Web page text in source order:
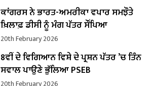
ਕਾਂਗਰਸ ਨੇ ਭਾਰਤ-ਅਮਰੀਕਾ ਵਪਾਰ ਸਮਝੌਤੇ
ਖ਼ਿਲਾਫ਼ ਡੀਸੀ ਨੂੰ ਮੰਗ ਪੱਤਰ ਸੌਂਪਿਆ
20th February 2026
8ਵੀਂ ਦੇ ਵਿਗਿਆਨ ਵਿਸ਼ੇ ਦੇ ਪ੍ਰਸ਼ਨ ਪੱਤਰ ’ਚ ਤਿੰਨ
ਸਵਾਲ ਪਾਉਣੇ ਭੁੱਲਿਆ PSEB
20th February 2026